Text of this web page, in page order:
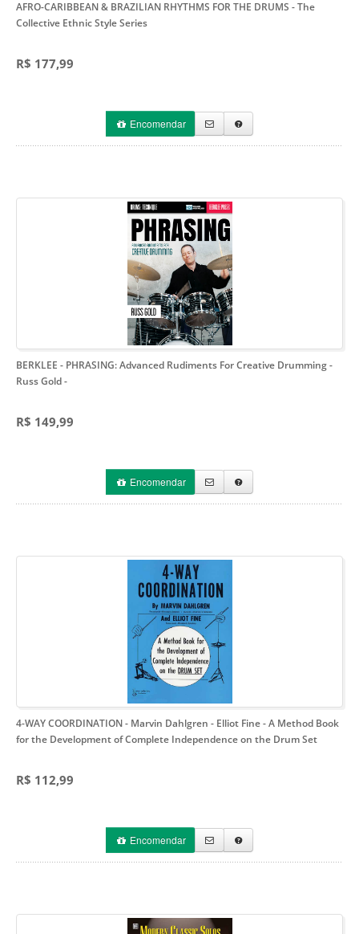
AFRO-CARIBBEAN & BRAZILIAN RHYTHMS FOR THE DRUMS - The
Collective Ethnic Style Series
R$ 177,99
Encomendar
BERKLEE - PHRASING: Advanced Rudiments For Creative Drumming -
Russ Gold-
R$ 149,99
Encomendar
4-WAY COORDINATION - Marvin Dahlgren - Elliot Fine- A Method Book
for the Development of Complete Independence on the Drum Set
R$ 112,99
Encomendar